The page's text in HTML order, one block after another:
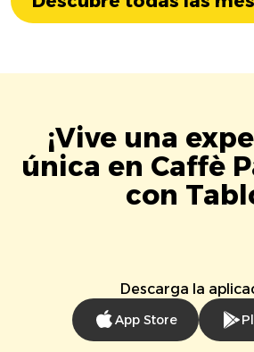
¡Vive una
única en Caffè
con
Descarga la
App Store